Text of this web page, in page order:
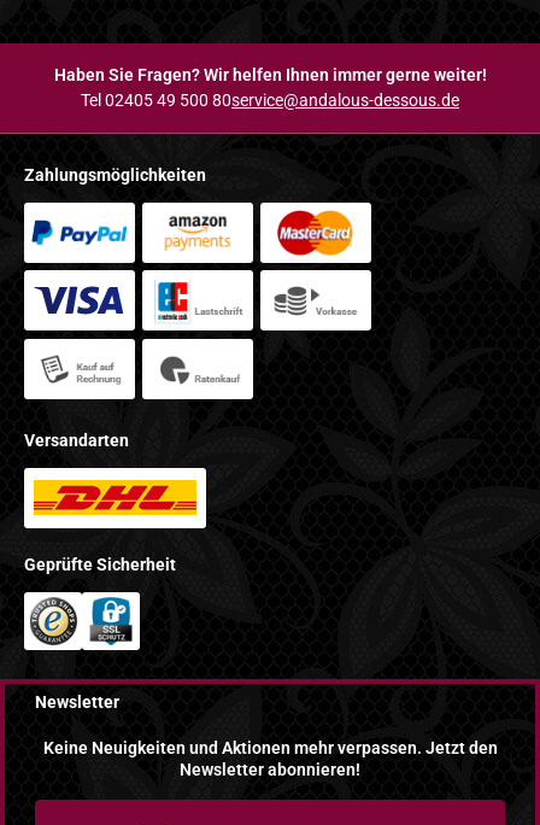
Haben Sie Fragen? Wir helfen Ihnen immer gerne weiter!
Tel 02405 49 500 80service@andalous-dessous.de
Zahlungsmöglichkeiten
Versandarten
Geprüfte Sicherheit
Newsletter
Keine Neuigkeiten und Aktionen mehr verpassen. Jetzt den
Newsletter abonnieren!